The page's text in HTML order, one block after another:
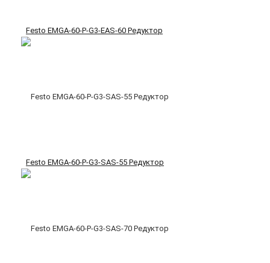
Festo EMGA-60-P-G3-EAS-60 Редуктор
Festo EMGA-60-P-G3-SAS-55 Редуктор